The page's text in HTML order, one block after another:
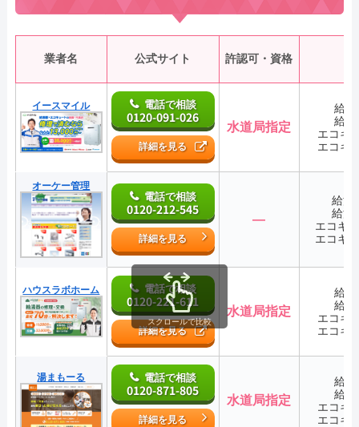
業者名 公式サイト 許認可・資格
イースマイル 電話で相談
0120-091-026
詳細を見る
水道局指定
給
給
エコキ
エコキ
オーケー管理
電話で相談
0120-212-545
詳細を見る
―
給湯
給湯
エコキ
エコキ
ハウスラボホーム 電話で相談
0120-221-611
詳細を見る
水道局指定
給
給
エコキ
エコキ
湯まもーる 電話で相談
0120-871-805
詳細を見る
水道局指定
給
給
エコキ
エコキ
スクロールで比較